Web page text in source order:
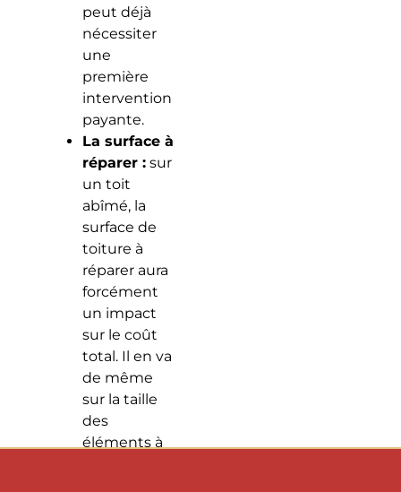
peut déjà
nécessiter
une
première
intervention
payante.
La surface à
réparer :sur
un toit
abîmé, la
surface de
toiture à
réparer aura
forcément
un impact
sur le coût
total. Il en va
de même
sur la taille
des
éléments à